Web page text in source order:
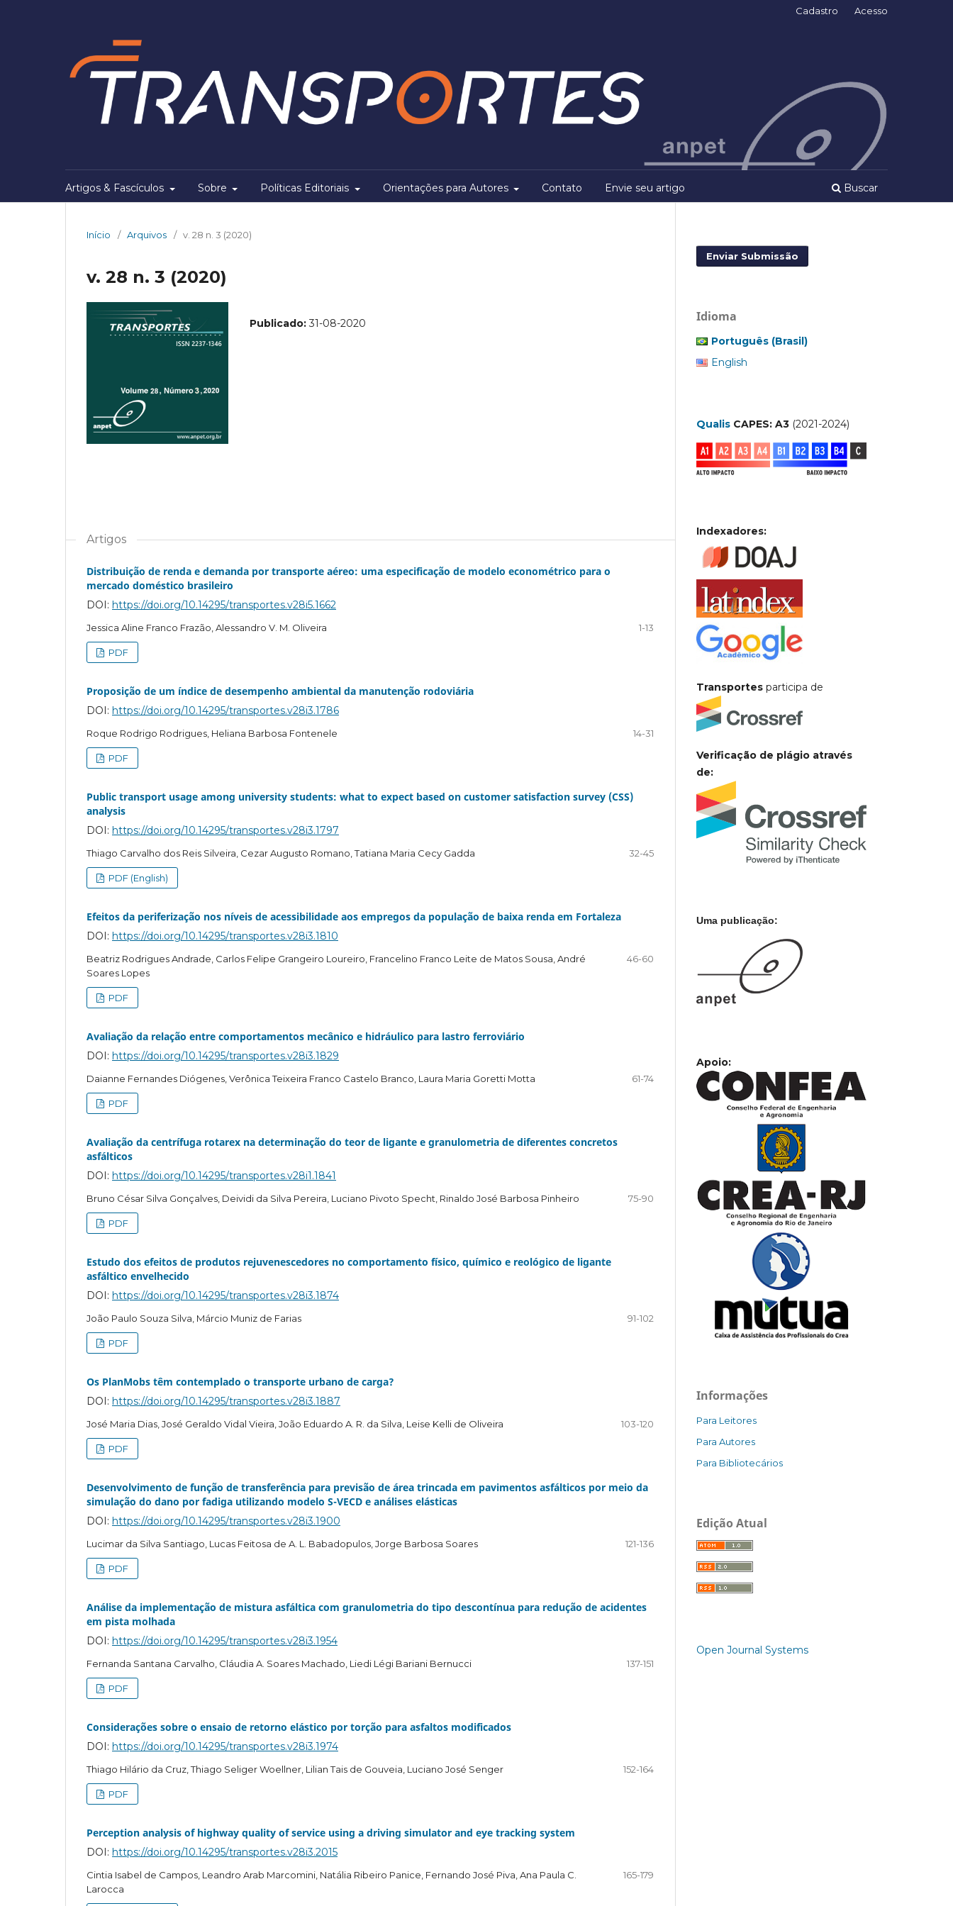
Artigos & Fascículos Sobre Políticas Editoriais Orientações para Autores Contato Envie seu artigo Buscar
Cadastro Acesso
Início / Arquivos / v. 28 n. 3 (2020)
v. 28 n. 3 (2020)
Publicado:31-08-2020
Artigos
Distribuição de renda e demanda por transporte aéreo: uma especificação de modelo econométrico para o
mercado doméstico brasileiro
DOI: https://doi.org/10.14295/transportes.v28i5.1662
Jessica Aline Franco Frazão, Alessandro V. M. Oliveira 1-13
PDF
Proposição de um índice de desempenho ambiental da manutenção rodoviária
DOI: https://doi.org/10.14295/transportes.v28i3.1786
Roque Rodrigo Rodrigues, Heliana Barbosa Fontenele 14-31
PDF
Public transport usage among university students: what to expect based on customer satisfaction survey (CSS)
analysis
DOI: https://doi.org/10.14295/transportes.v28i3.1797
Thiago Carvalho dos Reis Silveira, Cezar Augusto Romano, Tatiana Maria Cecy Gadda 32-45
PDF (English)
Efeitos da periferização nos níveis de acessibilidade aos empregos da população de baixa renda em Fortaleza
DOI: https://doi.org/10.14295/transportes.v28i3.1810
Beatriz Rodrigues Andrade, Carlos Felipe Grangeiro Loureiro, Francelino Franco Leite de Matos Sousa, André
Soares Lopes
46-60
PDF
Avaliação da relação entre comportamentos mecânico e hidráulico para lastro ferroviário
DOI: https://doi.org/10.14295/transportes.v28i3.1829
Daianne Fernandes Diógenes, Verônica Teixeira Franco Castelo Branco, Laura Maria Goretti Motta 61-74
PDF
Avaliação da centrífuga rotarex na determinação do teor de ligante e granulometria de diferentes concretos
asfálticos
DOI: https://doi.org/10.14295/transportes.v28i1.1841
Bruno César Silva Gonçalves, Deividi da Silva Pereira, Luciano Pivoto Specht, Rinaldo José Barbosa Pinheiro 75-90
PDF
Estudo dos efeitos de produtos rejuvenescedores no comportamento físico, químico e reológico de ligante
asfáltico envelhecido
DOI: https://doi.org/10.14295/transportes.v28i3.1874
João Paulo Souza Silva, Márcio Muniz de Farias 91-102
PDF
Os PlanMobs têm contemplado o transporte urbano de carga?
DOI: https://doi.org/10.14295/transportes.v28i3.1887
José Maria Dias, José Geraldo Vidal Vieira, João Eduardo A. R. da Silva, Leise Kelli de Oliveira 103-120
PDF
Desenvolvimento de função de transferência para previsão de área trincada em pavimentos asfálticos por meio da
simulação do dano por fadiga utilizando modelo S-VECD e análises elásticas
DOI: https://doi.org/10.14295/transportes.v28i3.1900
Lucimar da Silva Santiago, Lucas Feitosa de A. L. Babadopulos, Jorge Barbosa Soares 121-136
PDF
Análise da implementação de mistura asfáltica com granulometria do tipo descontínua para redução de acidentes
em pista molhada
DOI: https://doi.org/10.14295/transportes.v28i3.1954
Fernanda Santana Carvalho, Cláudia A. Soares Machado, Liedi Légi Bariani Bernucci 137-151
PDF
Considerações sobre o ensaio de retorno elástico por torção para asfaltos modificados
DOI: https://doi.org/10.14295/transportes.v28i3.1974
Thiago Hilário da Cruz, Thiago Seliger Woellner, Lilian Tais de Gouveia, Luciano José Senger 152-164
PDF
Perception analysis of highway quality of service using a driving simulator and eye tracking system
DOI: https://doi.org/10.14295/transportes.v28i3.2015
Cintia Isabel de Campos, Leandro Arab Marcomini, Natália Ribeiro Panice, Fernando José Piva, Ana Paula C.
Larocca
165-179
Enviar Submissão
Idioma
Português (Brasil)
English
Qualis CAPES: A3 (2021-2024)
Indexadores:
Transportes participa de
Verificação de plágio através
de:
Uma publicação:
Apoio:
Informações
Para Leitores
Para Autores
Para Bibliotecários
Edição Atual
Open Journal Systems